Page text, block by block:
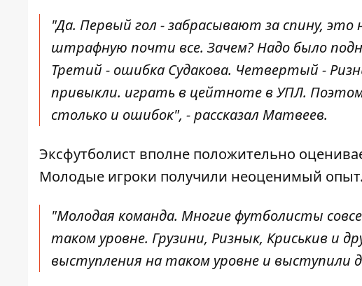
"Да. Первый гол - забрасывают за спину,
штрафную почти все. Зачем? Надо было
Третий - ошибка Судакова. Четвертый -
привыкли. играть в цейтноте в УПЛ.
столько и ошибок", - рассказал Матвеев.
Эксфутболист вполне положительно
Молодые игроки получили неоценимый опыт.
"Молодая команда. Многие футболисты
таком уровне. Грузини, Ризнык, Криськив и
выступления на таком уровне и